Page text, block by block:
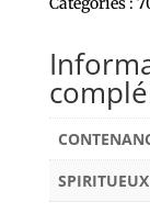
SPIRITUEUX